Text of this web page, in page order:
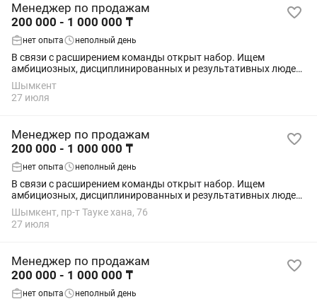
Менеджер по продажам
200 000 - 1 000 000 ₸
нет опыта неполный день
В связи с расширением команды открыт набор. Ищем
амбициозных, дисциплинированных и результативных людей,
готовых работать на высокий результат. Требования: •
ответственность и инициативность; •...
Шымкент
27 июля
Менеджер по продажам
200 000 - 1 000 000 ₸
нет опыта неполный день
В связи с расширением команды открыт набор. Ищем
амбициозных, дисциплинированных и результативных людей,
готовых работать на высокий результат. Требования: •
ответственность и инициативность; •...
Шымкент, пр-т Тауке хана, 76
27 июля
Менеджер по продажам
200 000 - 1 000 000 ₸
нет опыта неполный день